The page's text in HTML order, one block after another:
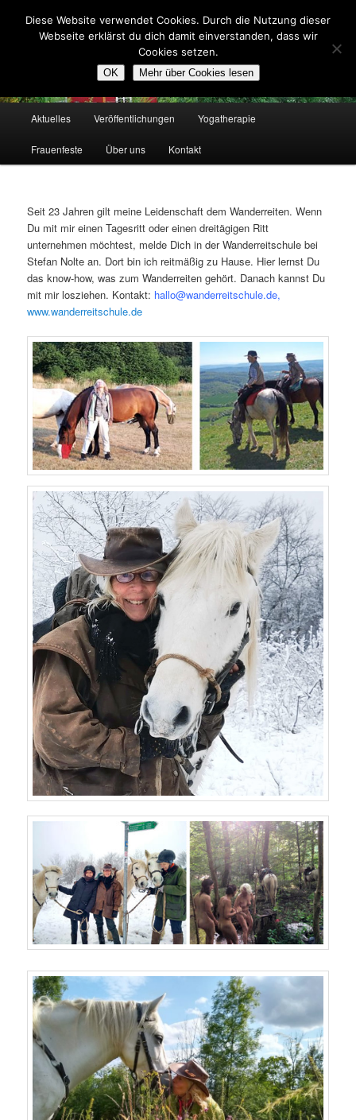
primären
Zentrum für Yoga, Therapie und
Matriarchale Heilkunst
Aktuelles Veröffentlichungen Yogatherapie
Frauenfeste Über uns Kontakt
Seit 23 Jahren gilt meine Leidenschaft dem Wanderreiten. Wenn
Du mit mir einen Tagesritt oder einen dreitägigen Ritt
unternehmen möchtest, melde Dich in der Wanderreitschule bei
Stefan Nolte an. Dort bin ich reitmäßig zu Hause. Hier lernst Du
das know-how, was zum Wanderreiten gehört. Danach kannst Du
mit mir losziehen. Kontakt: hallo@wanderreitschule.de,
www.wanderreitschule.de
Diese Website verwendet Cookies. Durch die Nutzung dieser
Webseite erklärst du dich damit einverstanden, dass wir
Cookies setzen.
OK Mehr über Cookies lesen